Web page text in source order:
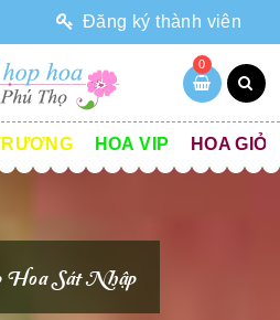
Đăng ký thành viên
0
HOA VIP HOA GIỎ
Hoa Sát Nhập